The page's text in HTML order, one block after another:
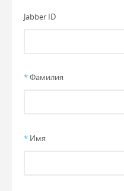
Jabber ID
*Фамилия
* Имя